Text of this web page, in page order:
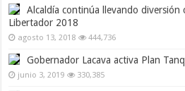
Alcaldía continúa llevando diversión
Libertador 2018
agosto 13, 2018 444,736
Gobernador Lacava activa Plan
junio 3, 2019 330,385